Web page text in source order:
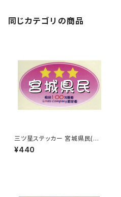
同じカテゴリの商品
三ツ星ステッカー 宮城県民(ピ
ンク)
¥440